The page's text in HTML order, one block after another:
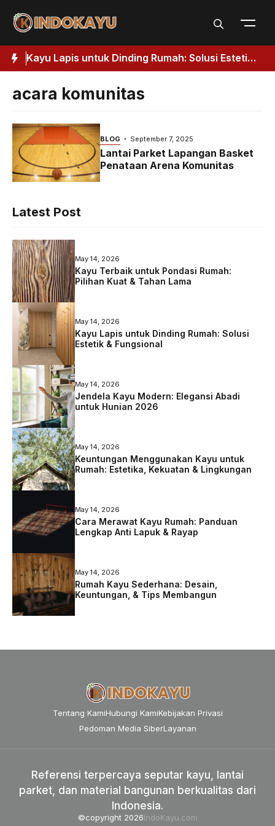
Kayu Lapis untuk Dinding Rumah: Solusi Estetik
& Fungsional
acara komunitas
BLOG September 7, 2025
Lantai Parket Lapangan Basket
Penataan Arena Komunitas
Latest Post
May 14, 2026
Kayu Terbaik untuk Pondasi Rumah:
Pilihan Kuat & Tahan Lama
May 14, 2026
Kayu Lapis untuk Dinding Rumah: Solusi
Estetik & Fungsional
May 14, 2026
Jendela Kayu Modern: Elegansi Abadi
untuk Hunian 2026
May 14, 2026
Keuntungan Menggunakan Kayu untuk
Rumah: Estetika, Kekuatan & Lingkungan
May 14, 2026
Cara Merawat Kayu Rumah: Panduan
Lengkap Anti Lapuk & Rayap
May 14, 2026
Rumah Kayu Sederhana: Desain,
Keuntungan, & Tips Membangun
Tentang KamiHubungi KamiKebijakan Privasi
Pedoman Media SiberLayanan
Referensi terpercaya seputar kayu, lantai
parket, dan material bangunan berkualitas dari
Indonesia.
©copyright 2026IndoKayu.com